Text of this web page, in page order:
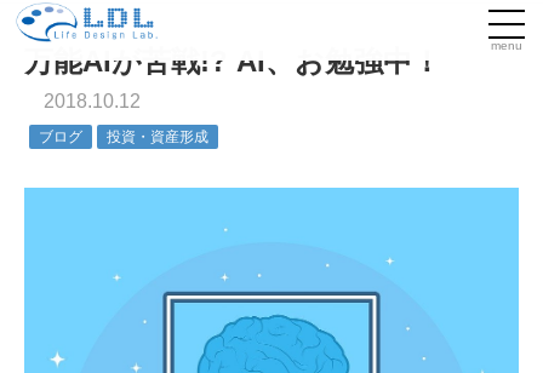
menu
万能AIが苦戦!? AI、お勉強中！
2018.10.12
ブログ 投資・資産形成